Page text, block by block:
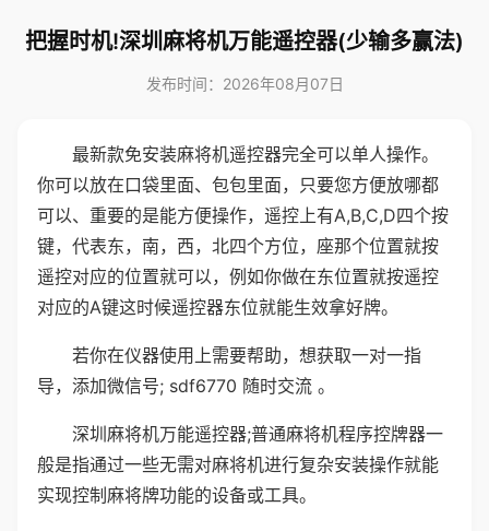
把握时机!深圳麻将机万能遥控器(少输多赢法)
发布时间：2026年08月07日
最新款免安装麻将机遥控器完全可以单人操作。
你可以放在口袋里面、包包里面，只要您方便放哪都
可以、重要的是能方便操作，遥控上有A,B,C,D四个按
键，代表东，南，西，北四个方位，座那个位置就按
遥控对应的位置就可以，例如你做在东位置就按遥控
对应的A键这时候遥控器东位就能生效拿好牌。
若你在仪器使用上需要帮助，想获取一对一指
导，添加微信号; sdf6770 随时交流 。
深圳麻将机万能遥控器;普通麻将机程序控牌器一
般是指通过一些无需对麻将机进行复杂安装操作就能
实现控制麻将牌功能的设备或工具。